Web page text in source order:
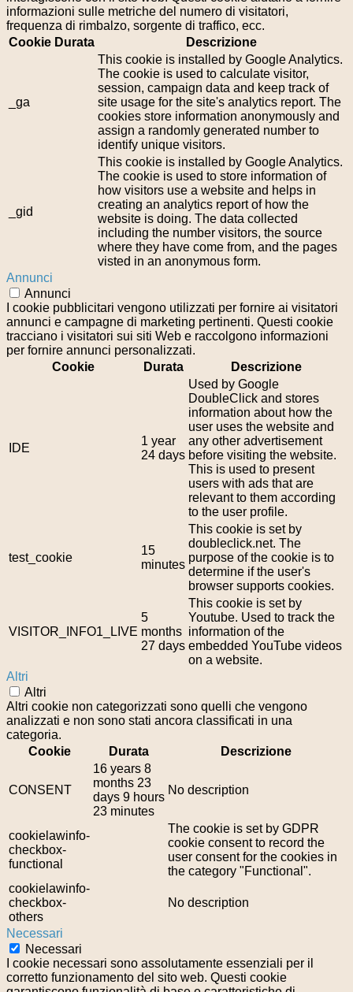
informazioni sulle metriche del numero di visitatori,
frequenza di rimbalzo, sorgente di traffico, ecc.
Cookie Durata Descrizione
_ga
This cookie is installed by Google Analytics.
The cookie is used to calculate visitor,
session, campaign data and keep track of
site usage for the site's analytics report. The
cookies store information anonymously and
assign a randomly generated number to
identify unique visitors.
_gid
This cookie is installed by Google Analytics.
The cookie is used to store information of
how visitors use a website and helps in
creating an analytics report of how the
website is doing. The data collected
including the number visitors, the source
where they have come from, and the pages
visted in an anonymous form.
Annunci
Annunci
I cookie pubblicitari vengono utilizzati per fornire ai visitatori
annunci e campagne di marketing pertinenti. Questi cookie
tracciano i visitatori sui siti Web e raccolgono informazioni
per fornire annunci personalizzati.
Cookie
Durata Descrizione
IDE
1 year
24 days
Used by Google
DoubleClick and stores
information about how the
user uses the website and
any other advertisement
before visiting the website.
This is used to present
users with ads that are
relevant to them according
to the user profile.
test_cookie
15
minutes
This cookie is set by
doubleclick.net. The
purpose of the cookie is to
determine if the user's
browser supports cookies.
VISITOR_INFO1_LIVE
5
months
27 days
This cookie is set by
Youtube. Used to track the
information of the
embedded YouTube videos
on a website.
Altri
Altri
Altri cookie non categorizzati sono quelli che vengono
analizzati e non sono stati ancora classificati in una
categoria.
Cookie
Durata Descrizione
CONSENT
16 years 8
months 23
days 9 hours
23 minutes
No description
cookielawinfo-
checkbox-
functional
The cookie is set by GDPR
cookie consent to record the
user consent for the cookies in
the category "Functional".
cookielawinfo-
checkbox-
others
No description
Necessari
Necessari
I cookie necessari sono assolutamente essenziali per il
corretto funzionamento del sito web. Questi cookie